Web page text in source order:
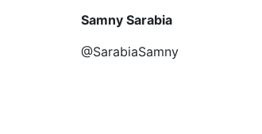
Samny Sarabia
@SarabiaSamny